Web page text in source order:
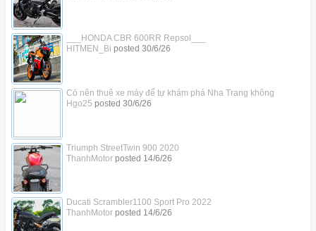
___HONDA CBR 600RR Repsol___
HITMEN_Bi posted 30/6/26
Có nên thuê xe máy để tự khám phá Nha Trang không
Hgo25 posted 30/6/26
Triumph StreetTwin 900 2020
ThanhMotorposted 14/6/26
Ducati Scrambler1100 Sport Pro 2022
ThanhMotorposted 14/6/26